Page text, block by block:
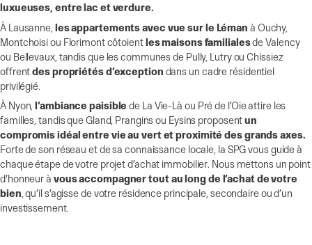
luxueuses, entre lac et verdure.
À Lausanne, les appartements avec vue sur le Léman à Ouchy,
Montchoisi ou Florimont côtoientles maisons familialesde Valency
ou Bellevaux, tandis que les communes de Pully, Lutry ou Chissiez
offrentdes propriétés d’exception dans un cadre résidentiel
privilégié.
À Nyon,l’ambiance paisible de La Vie-Là ou Pré de l’Oie attire les
familles, tandis que Gland, Prangins ou Eysins proposentun
compromis idéal entre vie au vert et proximité des grands axes.
Forte de son réseau et de sa connaissance locale, la SPG vous guide à
chaque étape de votre projet d’achat immobilier. Nous mettons un point
d’honneur à vous accompagner tout au long de l’achat de votre
bien , qu’il s’agisse de votre résidence principale, secondaire ou d’un
investissement.